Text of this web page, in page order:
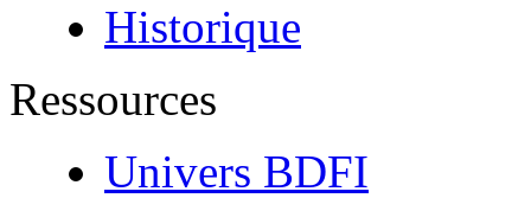
Historique
Ressources
Univers BDFI